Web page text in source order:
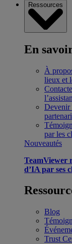
Ressources
En
À
lieux et
Devenir
par les
Nouveautés
TeamViewer
d’IA par ses
Blog
Trust